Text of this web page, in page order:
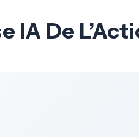
IA De